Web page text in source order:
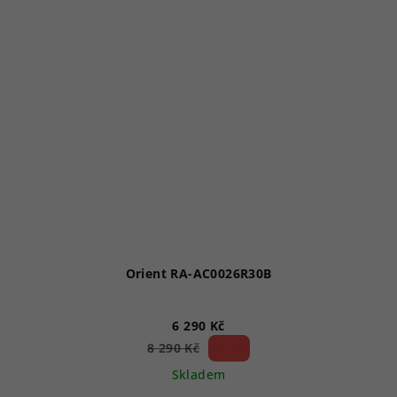
Orient RA-AC0026R30B
6 290 Kč
8 290 Kč
Skladem